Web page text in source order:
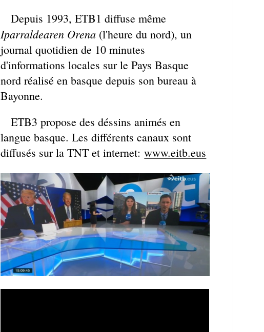
Depuis 1993, ETB1 diffuse même
Iparraldearen Orena (l'heure du nord), un
journal quotidien de 10 minutes
d'informations locales sur le Pays Basque
nord réalisé en basque depuis son bureau à
Bayonne.
ETB3 propose des déssins animés en
langue basque. Les différents canaux sont
diffusés sur la TNT et internet:www.eitb.eus